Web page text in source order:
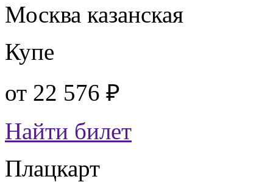
Москва казанская
Купе
от 22 576 ₽
Найти билет
Плацкарт